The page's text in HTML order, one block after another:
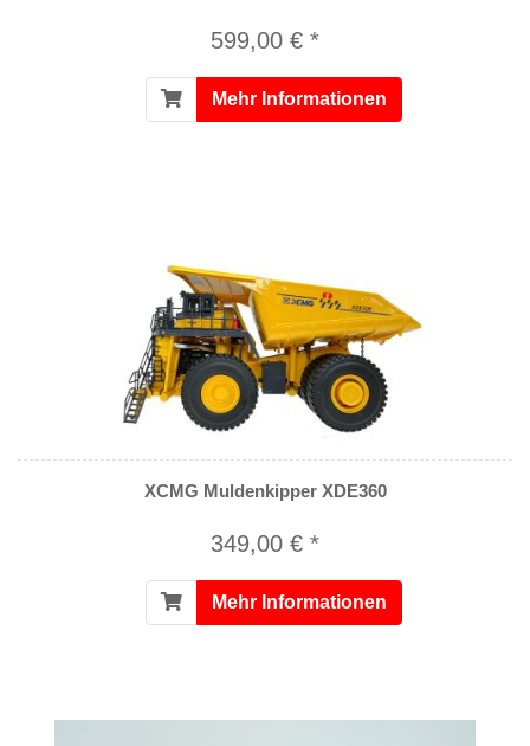
599,00 € *
Mehr Informationen
XCMG Muldenkipper XDE360
349,00 € *
Mehr Informationen